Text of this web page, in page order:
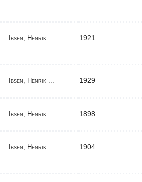
Ibsen, Henrik ... 1921
Ibsen, Henrik ... 1929
Ibsen, Henrik ... 1898
Ibsen, Henrik 1904